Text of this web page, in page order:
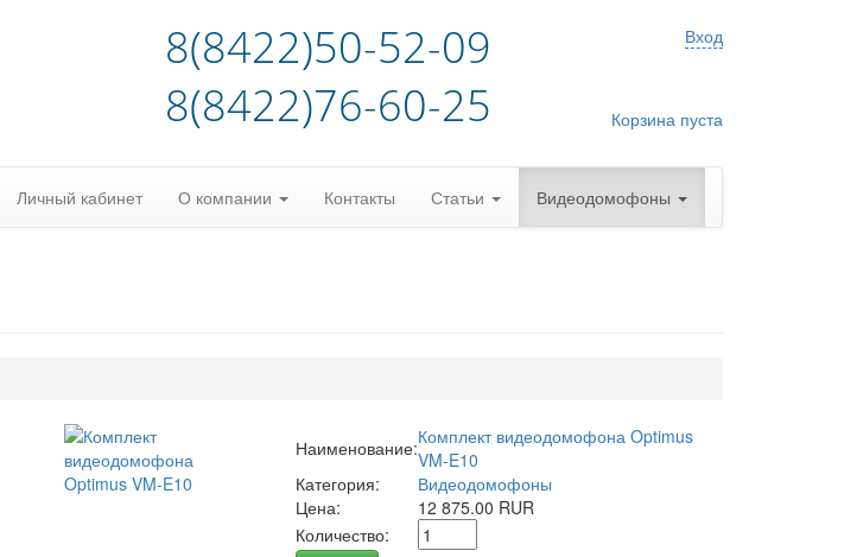
8(8422)50-52-09
8(8422)76-60-25
Вход
Корзина пуста
Личный кабинет О компании Контакты Статьи Видеодомофоны
Наименование:Комплект видеодомофона Optimus
VM-E10
Категория:
Видеодомофоны
Цена:
12 875.00 RUR
Количество: